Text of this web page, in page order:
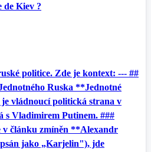
de Kiev ?
politice. Zde je kontext: --- ##
Ruska **Jednotné
vládnoucí politická strana v
s Vladimirem Putinem. ###
článku zmíněn **Alexandr
jako „Karjelin"), jde